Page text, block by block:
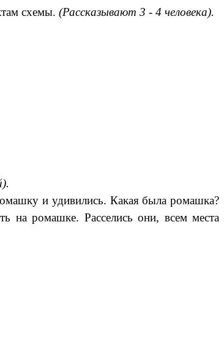
схемы. (Рассказывают 3 - 4 человека).
и удивились. Какая была ромашка?
на ромашке. Расселись они, всем места